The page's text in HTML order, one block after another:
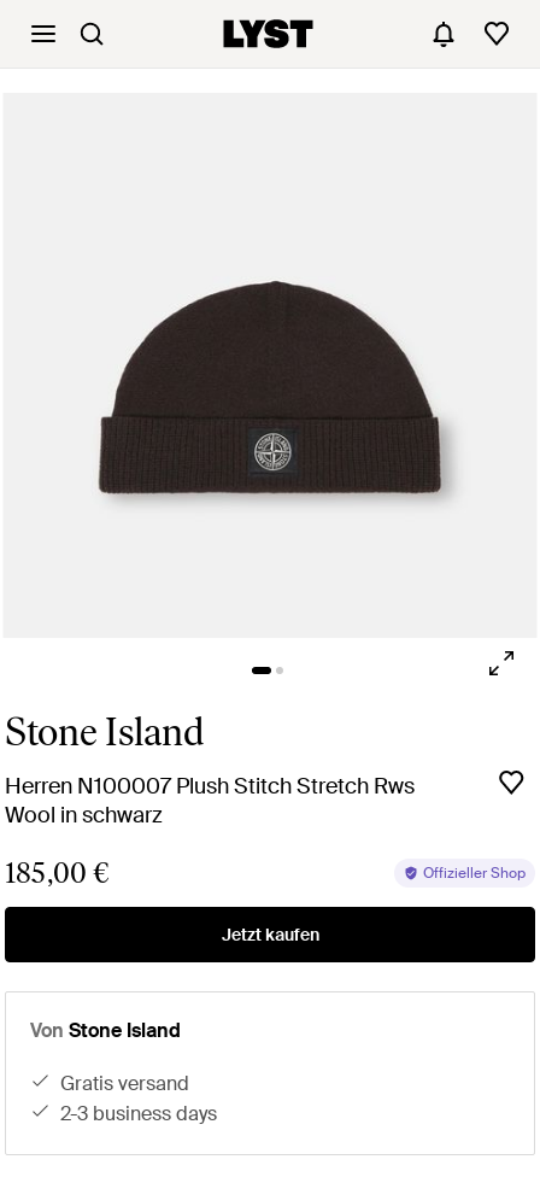
Stone Island
Herren N100007 Plush Stitch Stretch Rws
Wool in schwarz
185,00 € Offizieller Shop
Jetzt kaufen
Von Stone Island
gratis versand
2-3 business days